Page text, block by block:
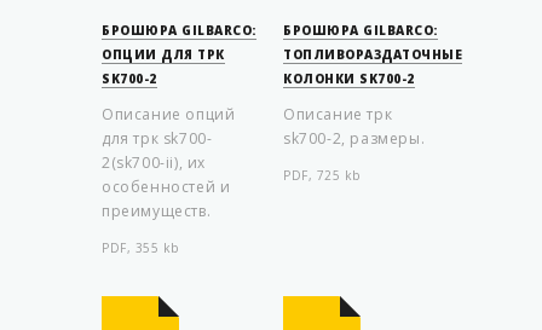
БРОШЮРА GILBARCO:
ОПЦИИ ДЛЯ ТРК
SK700-2
Описание опций
для трк sk700-
2(sk700-ii), их
особенностей и
преимуществ.
PDF, 355 kb
БРОШЮРА GILBARCO:
ТОПЛИВОРАЗДАТОЧНЫЕ
КОЛОНКИ SK700-2
Описание трк
sk700-2, размеры.
PDF, 725 kb